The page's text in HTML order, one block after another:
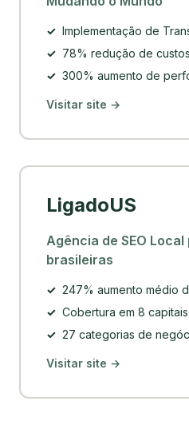
✓ Implementação de
✓ 78% redução de
✓ 300% aumento de
Visitar site →
LigadoUS
Agência de SEO
brasileiras
✓ 247% aumento médio
✓ Cobertura em 8
✓ 27 categorias de
Visitar site →